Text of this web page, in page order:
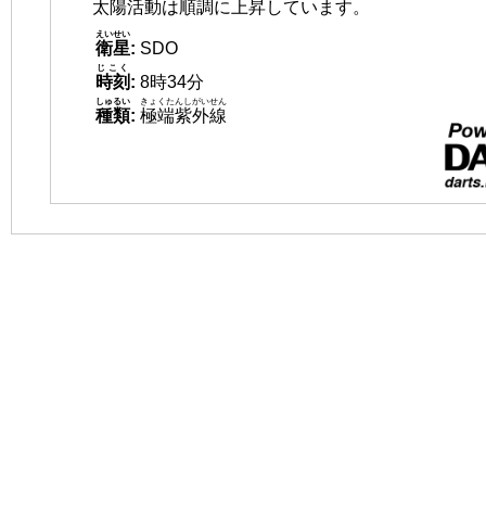
太陽活動は順調に上昇しています。
衛星
えいせい
: SDO
時刻
じこく
: 8時34分
種類
しゅるい
: 極端紫外線
きょくたんしがいせん